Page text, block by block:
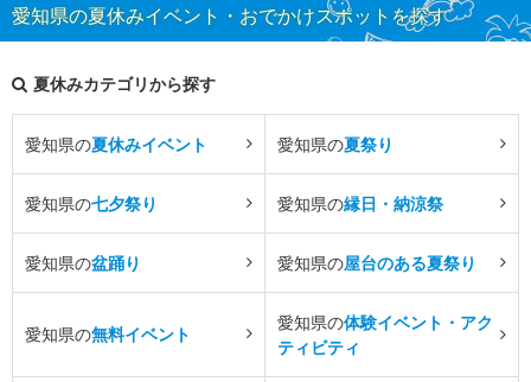
愛知県の夏休みイベント・おでかけスポットを探す
夏休みカテゴリから探す
愛知県の夏休みイベント 愛知県の夏祭り
愛知県の七夕祭り 愛知県の縁日・納涼祭
愛知県の盆踊り 愛知県の屋台のある夏祭り
愛知県の無料イベント
愛知県の体験イベント・アク
ティビティ